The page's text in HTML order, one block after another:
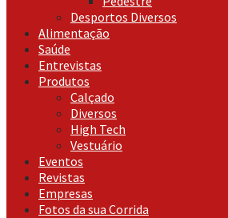
Desportos Diversos
Alimentação
Saúde
Entrevistas
Produtos
Calçado
Diversos
High Tech
Vestuário
Eventos
Revistas
Empresas
Fotos da sua Corrida